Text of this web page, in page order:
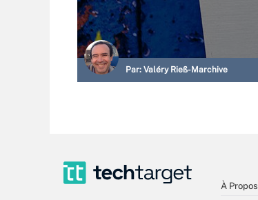
Par: Valéry Rieß-Marchive
À Propos